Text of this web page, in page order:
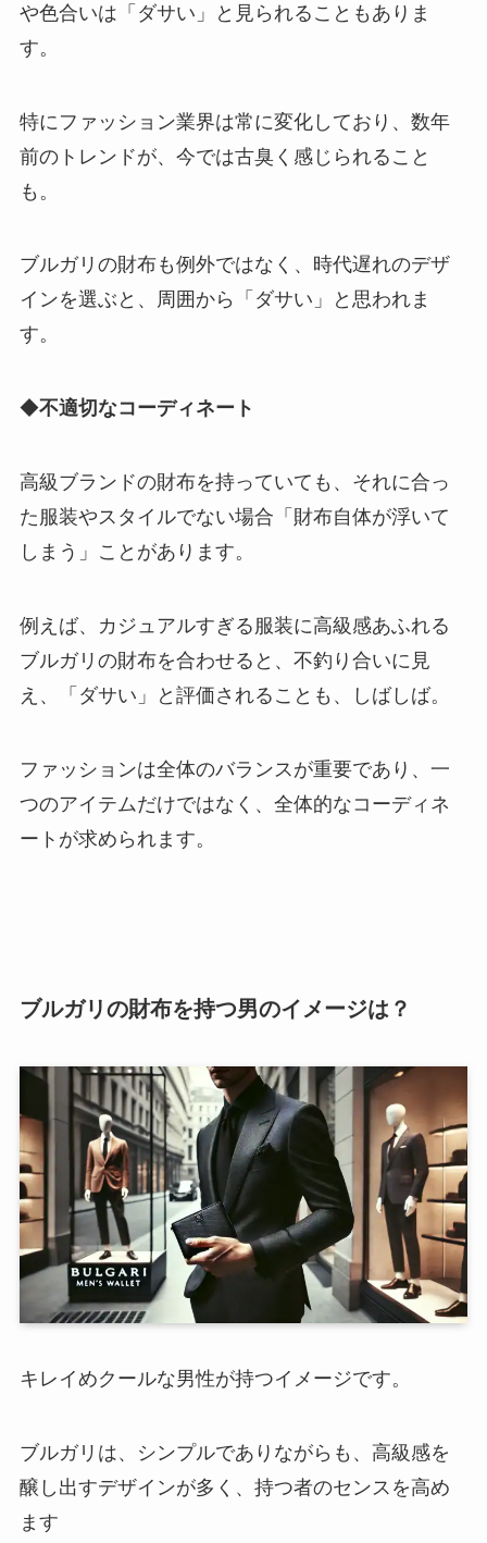
や色合いは「ダサい」と見られることもありま
す。
特にファッション業界は常に変化しており、数年
前のトレンドが、今では古臭く感じられること
も。
ブルガリの財布も例外ではなく、時代遅れのデザ
インを選ぶと、周囲から「ダサい」と思われま
す。
◆不適切なコーディネート
高級ブランドの財布を持っていても、それに合っ
た服装やスタイルでない場合「財布自体が浮いて
しまう」ことがあります。
例えば、カジュアルすぎる服装に高級感あふれる
ブルガリの財布を合わせると、不釣り合いに見
え、「ダサい」と評価されることも、しばしば。
ファッションは全体のバランスが重要であり、一
つのアイテムだけではなく、全体的なコーディネ
ートが求められます。
ブルガリの財布を持つ男のイメージは？
キレイめクールな男性が持つイメージです。
ブルガリは、シンプルでありながらも、高級感を
醸し出すデザインが多く、持つ者のセンスを高め
ます